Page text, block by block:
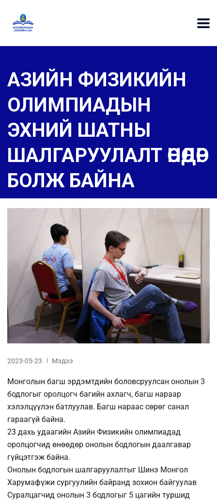
АЗИЙН ФИЗИКИЙН
ОЛИМПИАДЫН
ЭХНИЙ ШАТНЫ
ШАЛГАРУУЛАЛТ ӨНӨӨДӨР
БОЛЖ БАЙНА
2023-05-23 Мэдээ
Монголын багш эрдэмтдийн боловсруулсан онолын 3
бодлогыг оролцогч багийн ахлагч, багш нараар
хэлэлцүүлэн батлуулав. Багш нараас сөрөг санал
гараагүй байна.
23 дахь удаагийн Азийн Физикийн олимпиадад
оролцогчид өнөөдөр онолын бодлогын даалгавар
гүйцэтгэж байна.
Онолын бодлогын шалгаруулалтыг Шинэ Монгол
Харумафүжи сургуулийн байранд зохион байгуулав
Суралцагчид онолын 3 бодлогыг 5 цагийн туршид